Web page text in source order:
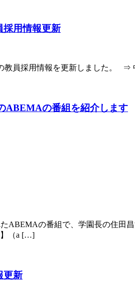
用情報更新
教員採用情報を更新しました。 ⇒
ABEMAの番組を紹介します
たABEMAの番組で、学園長の住
】（a […]
更新